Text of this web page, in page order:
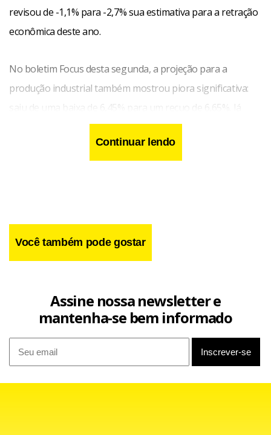
revisou de -1,1% para -2,7% sua estimativa para a retração
econômica deste ano.
No boletim Focus desta segunda, a projeção para a
produção industrial também mostrou piora significativa:
saiu de uma baixa de 6,45% para um recuo de 6,65%. Já
para 2016, a mediana das estimativas foi reduzida de uma
alta de 0,20% para uma queda de 0,60%. Há quatro
Continuar lendo
Você também pode gostar
Assine nossa newsletter e
mantenha-se bem informado